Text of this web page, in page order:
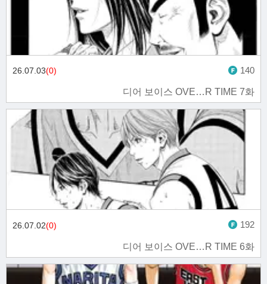
디어 보이스 OVE…R TIME 7화
26.07.03(0) 140
디어 보이스 OVE…R TIME 6화
26.07.02(0) 192